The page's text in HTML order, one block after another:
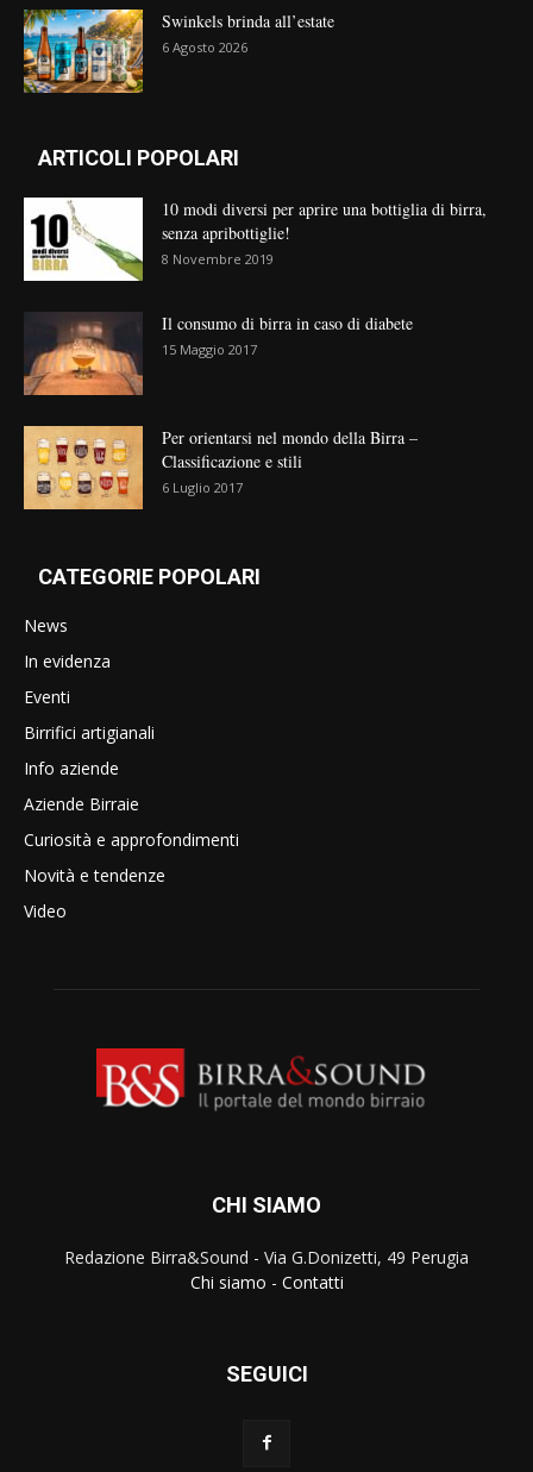
Swinkels brinda all’estate
6 Agosto 2026
ARTICOLI POPOLARI
10 modi diversi per aprire una bottiglia di birra,
senza apribottiglie!
8 Novembre 2019
Il consumo di birra in caso di diabete
15 Maggio 2017
Per orientarsi nel mondo della Birra –
Classificazione e stili
6 Luglio 2017
CATEGORIE POPOLARI
News
In evidenza
Eventi
Birrifici artigianali
Info aziende
Aziende Birraie
Curiosità e approfondimenti
Novità e tendenze
Video
CHI SIAMO
Redazione Birra&Sound - Via G.Donizetti, 49 Perugia
Chi siamo - Contatti
SEGUICI